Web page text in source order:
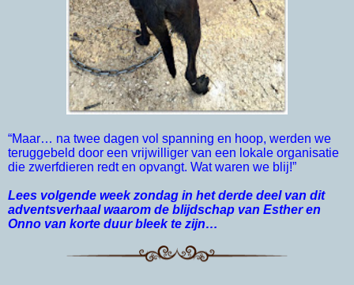
“Maar… na twee dagen vol spanning en hoop, werden we
teruggebeld door een vrijwilliger van een lokale organisatie
die zwerfdieren redt en opvangt. Wat waren we blij!”
Lees volgende week zondag in het derde deel van dit
adventsverhaal waarom de blijdschap van Esther en
Onno van korte duur bleek te zijn…